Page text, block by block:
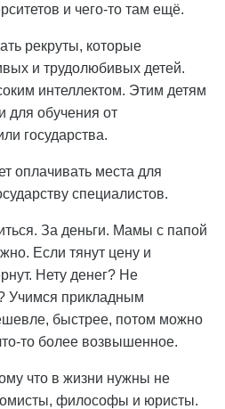
и чего-то там ещё.
рекруты, которые
и трудолюбивых детей.
интеллектом. Этим детям
для обучения от
государства.
оплачивать места для
специалистов.
За деньги. Мамы с папой
Если тянут цену и
Нету денег? Не
Учимся прикладным
быстрее, потом можно
то более возвышенное.
что в жизни нужны не
философы и юристы.